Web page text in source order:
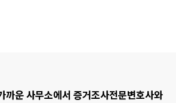
까운 사무소에서 증거조사전문변호사와